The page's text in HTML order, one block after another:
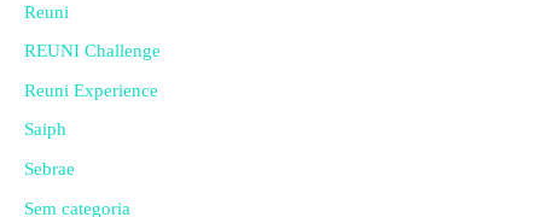
Reuni
REUNI Challenge
Reuni Experience
Saiph
Sebrae
Sem categoria